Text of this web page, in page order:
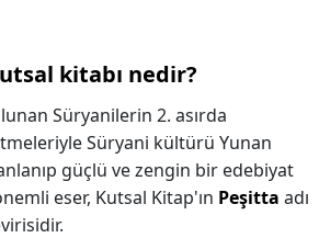
kitabı nedir?
Süryanilerin 2. asırda
Süryani kültürü Yunan
güçlü ve zengin bir edebiyat
eser, Kutsal Kitap'ın Peşitta adı